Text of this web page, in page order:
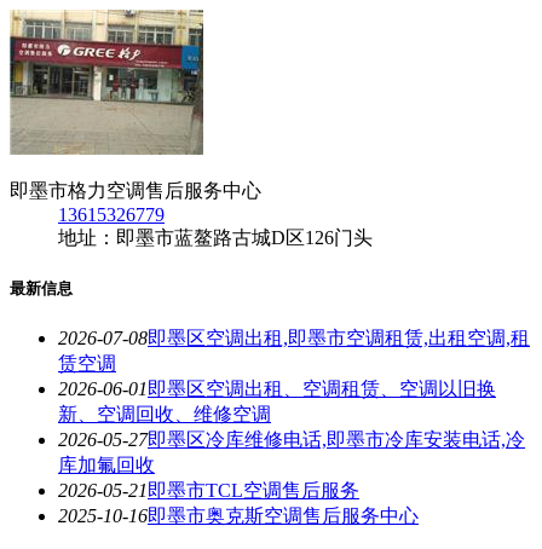
即墨市格力空调售后服务中心
13615326779
地址：即墨市蓝鳌路古城D区126门头
最新信息
2026-07-08即墨区空调出租,即墨市空调租赁,出租空调,租
赁空调
2026-06-01 即墨区空调出租、空调租赁、空调以旧换
新、空调回收、维修空调
2026-05-27即墨区冷库维修电话,即墨市冷库安装电话,冷
库加氟回收
2026-05-21 即墨市TCL空调售后服务
2025-10-16即墨市奥克斯空调售后服务中心